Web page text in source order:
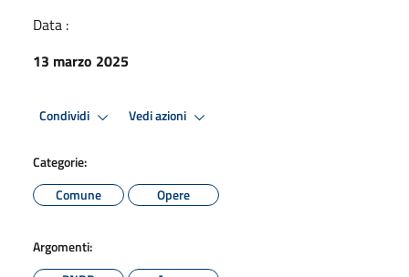
Data :
13 marzo 2025
Condividi Vedi azioni
Categorie:
Comune
Opere
Argomenti: